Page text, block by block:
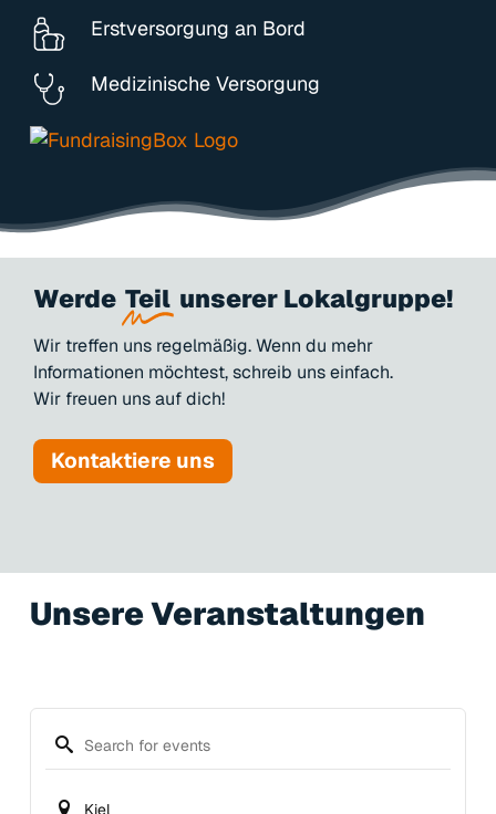
Erstversorgung an Bord
Medizinische Versorgung
Werde Teil unserer Lokalgruppe!
Wir treffen uns regelmäßig. Wenn du mehr
Informationen möchtest, schreib uns einfach.
Wir freuen uns auf dich!
Kontaktiere uns
Unsere Veranstaltungen